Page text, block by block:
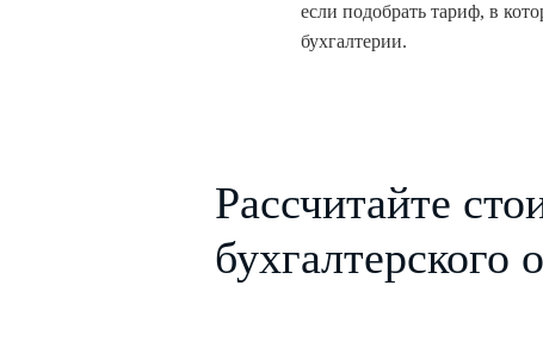
если подобрать тариф, в
бухгалтерии.
Рассчитайте
бухгалтерского